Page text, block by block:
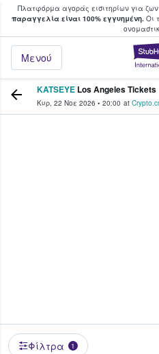
Πλατφόρμα αγοράς εισιτηρίων για
παραγγελία είναι 100% εγγυημένη.Οι
Μενού
φαν αγοράζουν
KATSEYE Los Angeles Tickets
Κυρ, 22 Νοε 2026 • 20:00 at
Φίλτρα 1